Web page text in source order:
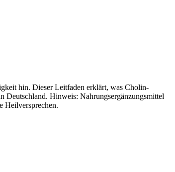
hin. Dieser Leitfaden erklärt, was Cholin-
Hinweis: Nahrungsergänzungsmittel
Heilversprechen.